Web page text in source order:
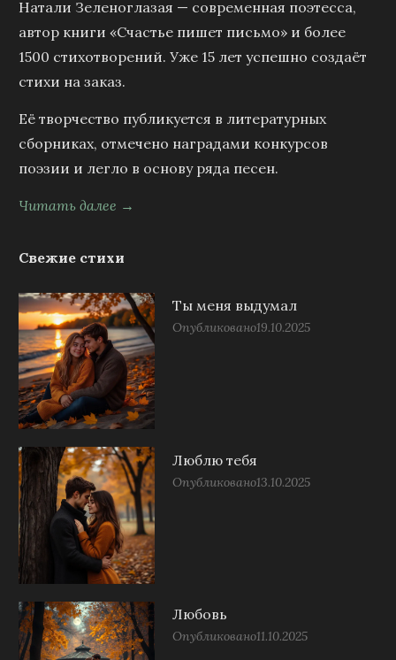
Натали Зеленоглазая — современная поэтесса,
автор книги «Счастье пишет письмо» и более
1500 стихотворений. Уже 15 лет успешно создаёт
стихи на заказ.
Её творчество публикуется в литературных
сборниках, отмечено наградами конкурсов
поэзии и легло в основу ряда песен.
Читать далее →
Свежие стихи
Ты меня выдумал
Опубликовано19.10.2025
Люблю тебя
Опубликовано13.10.2025
Любовь
Опубликовано11.10.2025